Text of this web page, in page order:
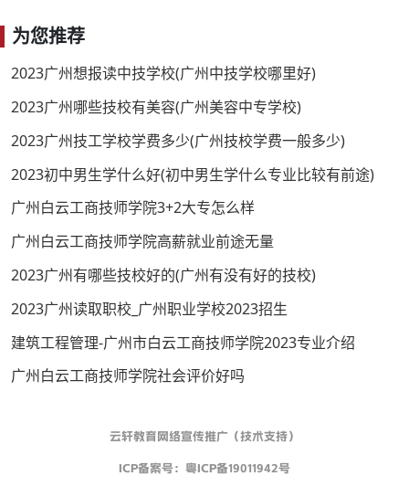
为您推荐
2023广州想报读中技学校(广州中技学校哪里好)
2023广州哪些技校有美容(广州美容中专学校)
2023广州技工学校学费多少(广州技校学费一般多少)
2023初中男生学什么好(初中男生学什么专业比较有前途)
广州白云工商技师学院3+2大专怎么样
广州白云工商技师学院高薪就业前途无量
2023广州有哪些技校好的(广州有没有好的技校)
2023广州读取职校_广州职业学校2023招生
建筑工程管理-广州市白云工商技师学院2023专业介绍
广州白云工商技师学院社会评价好吗
云轩教育网络宣传推广（技术支持）
ICP备案号： 粤ICP备19011942号